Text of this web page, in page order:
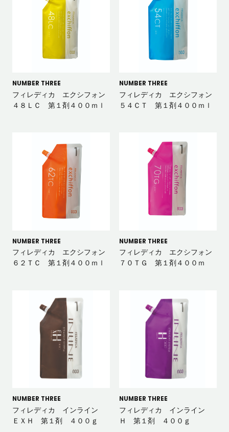
NUMBER THREE
フィレディカ エクシフォン
４８ＬＣ 第１剤４００ｍｌ
NUMBER THREE
フィレディカ エクシフォン
５４ＣＴ 第１剤４００ｍｌ
NUMBER THREE
フィレディカ エクシフォン
６２ＴＣ 第１剤４００ｍｌ
NUMBER THREE
フィレディカ エクシフォン
７０ＴＧ 第１剤４００ｍ
NUMBER THREE
フィレディカ インライン
ＥＸＨ 第１剤 ４００ｇ
NUMBER THREE
フィレディカ インライン
Ｈ 第１剤 ４００ｇ